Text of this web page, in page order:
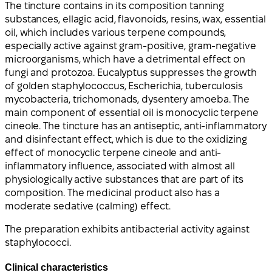
The tincture contains in its composition tanning
substances, ellagic acid, flavonoids, resins, wax, essential
oil, which includes various terpene compounds,
especially active against gram-positive, gram-negative
microorganisms, which have a detrimental effect on
fungi and protozoa. Eucalyptus suppresses the growth
of golden staphylococcus, Escherichia, tuberculosis
mycobacteria, trichomonads, dysentery amoeba. The
main component of essential oil is monocyclic terpene
cineole. The tincture has an antiseptic, anti-inflammatory
and disinfectant effect, which is due to the oxidizing
effect of monocyclic terpene cineole and anti-
inflammatory influence, associated with almost all
physiologically active substances that are part of its
composition. The medicinal product also has a
moderate sedative (calming) effect.
The preparation exhibits antibacterial activity against
staphylococci.
Clinical characteristics